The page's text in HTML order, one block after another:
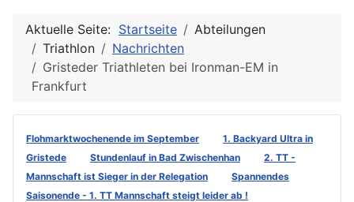
Aktuelle Seite: Startseite
Abteilungen
Triathlon
Nachrichten
Gristeder Triathleten bei Ironman-EM in
Frankfurt
Flohmarktwochenende im September
1. Backyard Ultra in
Gristede
Stundenlauf in Bad Zwischenhan
2. TT -
Mannschaft ist Sieger in der Relegation
Spannendes
Saisonende - 1. TT Mannschaft steigt leider ab !